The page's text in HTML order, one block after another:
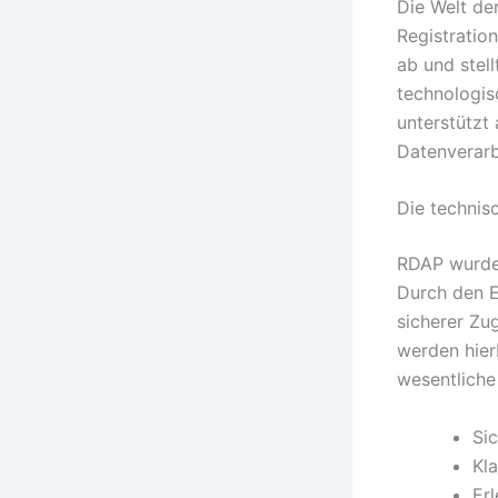
Die Welt
ab und
unterstützt
Die
RDAP
Durch den
sicherer
werden